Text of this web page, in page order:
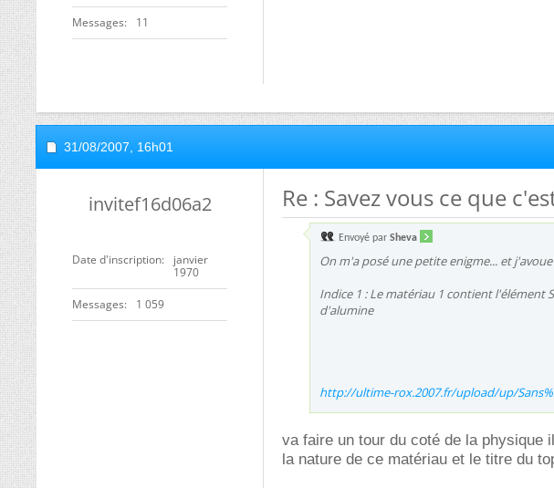
Messages 11
31/08/2007, 16h01
invitef16d06a2
Date d'inscription
janvier
1970
Messages 1 059
Re : Savez vous ce que
Envoyé par Sheva
On m'a posé une petite enigme... et
Indice 1 : Le matériau 1 contient l'élément
d'alumine
http://ultime-rox.2007.fr/upload/up/
va faire un tour du coté de la physique
la nature de ce matériau et le titre du